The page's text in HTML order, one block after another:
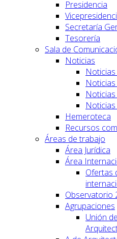
Presidencia
Secretaría
Tesorería
Sala de
Noticias
Noticias
Hemeroteca
Recursos
Áreas de trabajo
Área Jurídica
Área
Ofertas
Observatorio
Agrupaciones
Unión